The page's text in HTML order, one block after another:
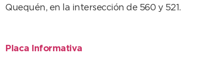
Quequén, en la intersección de 560 y 521.
Placa Informativa